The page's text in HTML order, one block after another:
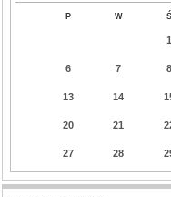
P W Ś
1
6 7 8
13 14
20 21
27 28